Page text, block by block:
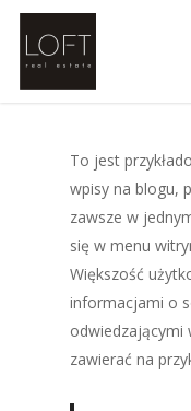
Skip
main
To jest
wpisy na blogu,
zawsze w
się w menu
Większość
informacjami o
odwiedzającymi
zawierać na